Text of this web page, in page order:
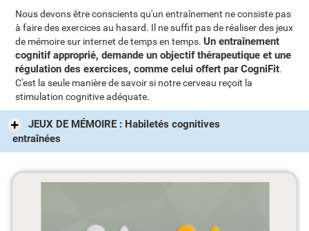
Nous devons être conscients qu'un entraînement ne consiste pas
à faire des exercices au hasard. Il ne suffit pas de réaliser des jeux
de mémoire sur internet de temps en temps.Un entraînement
cognitif approprié, demande un objectif thérapeutique et une
régulation des exercices, comme celui offert par CogniFit.
C'est la seule manière de savoir si notre cerveau reçoit la
stimulation cognitive adéquate.
JEUX DE MÉMOIRE : Habiletés cognitives
entraînées